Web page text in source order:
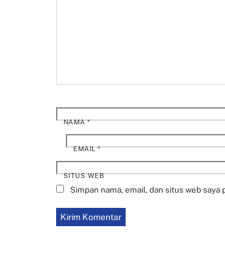
NAMA*
EMAIL*
SITUS WEB
Simpan nama, email, dan situs web